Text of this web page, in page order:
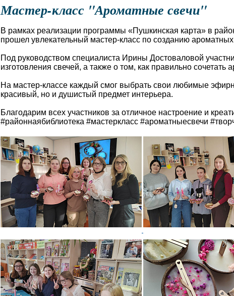
Мастер-класс "Ароматные свечи"
В рамках реализации программы «Пушкинская карта» в
прошел увлекательный мастер-класс по созданию ароматных
Под руководством специалиста Ирины Достоваловой
изготовления свечей, а также о том, как правильно сочетать
На мастер-классе каждый смог выбрать свои любимые
красивый, но и душистый предмет интерьера.
Благодарим всех участников за отличное настроение и
#районнаябиблиотека #мастеркласс #ароматныесвечи